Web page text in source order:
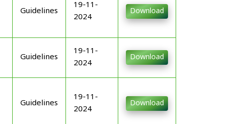
Guidelines
19-11-
2024
Download
Guidelines
19-11-
2024
Download
Guidelines
19-11-
2024
Download